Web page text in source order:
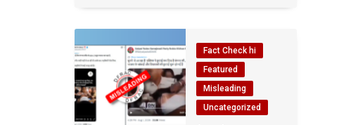
Fact Check hi
Featured
Misleading
Uncategorized